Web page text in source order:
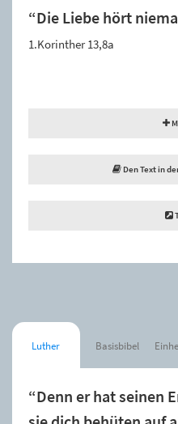
“Die Liebe hört
1.Korinther 13,8a
Den Text in
Luther Basisbibel
“Denn er hat seinen